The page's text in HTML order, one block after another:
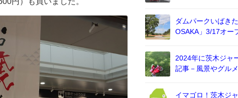
ダムパークいばき
OSAKA」3/17オー
2024年に茨木ジャ
記事－風景やグル
イマゴロ！茨木ジ